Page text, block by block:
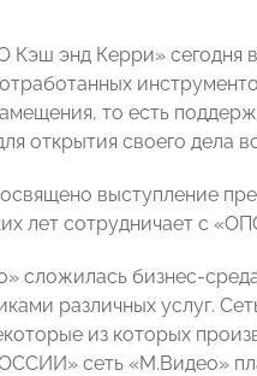
энд Керри» сегодня
то есть
открытия своего дела
выступление
лет сотрудничает с
сложилась бизнес-
различных услуг.
из которых
сеть «М.Видео»